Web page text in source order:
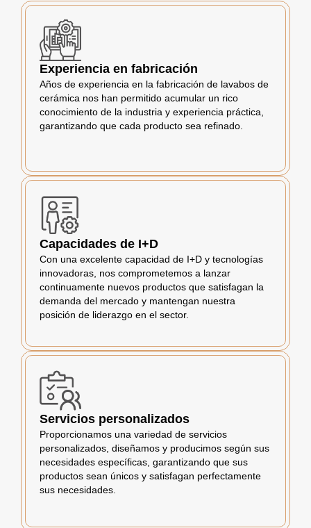
Experiencia en fabricación
Años de experiencia en la fabricación de lavabos de
cerámica nos han permitido acumular un rico
conocimiento de la industria y experiencia práctica,
garantizando que cada producto sea refinado.
Capacidades de I+D
Con una excelente capacidad de I+D y tecnologías
innovadoras, nos comprometemos a lanzar
continuamente nuevos productos que satisfagan la
demanda del mercado y mantengan nuestra
posición de liderazgo en el sector.
Servicios personalizados
Proporcionamos una variedad de servicios
personalizados, diseñamos y producimos según sus
necesidades específicas, garantizando que sus
productos sean únicos y satisfagan perfectamente
sus necesidades.